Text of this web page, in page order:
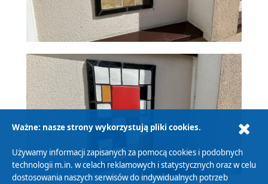
Ważne: nasze strony wykorzystują pliki cookies.
Używamy informacji zapisanych za pomocą cookies i podobnych
technologii m.in. w celach reklamowych i statystycznych oraz w celu
dostosowania naszych serwisów do indywidualnych potrzeb